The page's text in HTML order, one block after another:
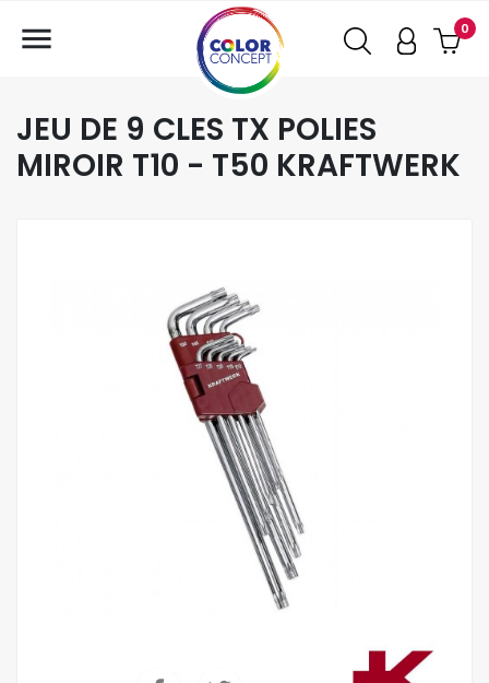
0

JEU DE 9 CLES TX POLIES
MIROIR T10 - T50 KRAFTWERK